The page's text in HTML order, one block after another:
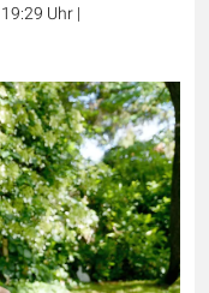
Uhr|